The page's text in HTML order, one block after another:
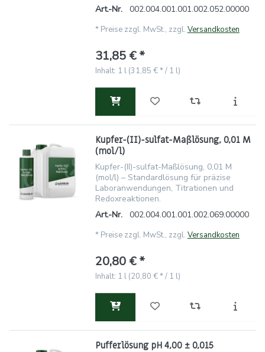
Art.-Nr.
002.004.001.001.002.052.00000
* Preise zzgl. MwSt., zzgl. Versandkosten
31,85 € *
Inhalt: 1 l (31,85 € * / 1 l)
Kupfer-(II)-sulfat-Maßlösung, 0,01 M
(mol/l)
Kupfer-(II)-sulfat-Maßlösung, 0,01 M
(mol/l) – Standardlösung für präzise
Laboranwendungen, Titrationen und
Redoxreaktionen.
Art.-Nr.
002.004.001.001.002.069.00000
* Preise zzgl. MwSt., zzgl. Versandkosten
20,80 € *
Inhalt: 1 l (20,80 € * / 1 l)
Pufferlösung pH 4,00 ± 0,015